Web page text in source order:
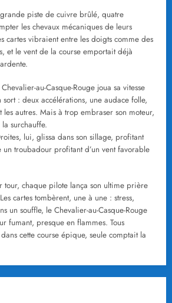
piste de cuivre brûlé, quatre
les chevaux mécaniques de leurs
cartes vibraient entre les doigts comme des
et le vent de la course emportait déjà
au-Casque-Rouge joua sa vitesse
: deux accélérations, une audace folle,
autres. Mais à trop embraser son moteur,
surchauffe.
lui, glissa dans son sillage, profitant
un troubadour profitant d’un vent favorable
tour, chaque pilote lança son ultime prière
cartes tombèrent, une à une : stress,
un souffle, le Chevalier-au-Casque-Rouge
fumant, presque en flammes. Tous
cette course épique, seule comptait la